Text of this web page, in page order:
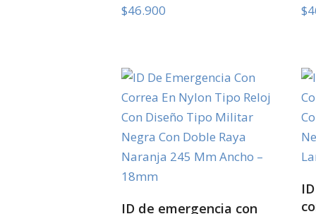
$46.900 $
SELECT OPTIONS
ID de emergencia con